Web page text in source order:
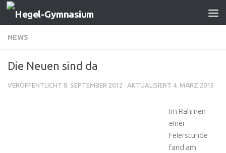
Zum Inhalt springen
NEWS
Die Neuen sind da
VERÖFFENTLICHT 8. SEPTEMBER 2012 · AKTUALISIERT 4. MÄRZ 2015
Im Rahmen
einer
Feierstunde
fand am